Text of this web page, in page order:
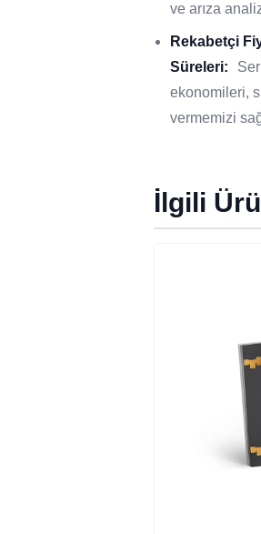
ve arıza
Rekabetçi
Süreleri:
ekonomileri,
vermemizi
İlgili